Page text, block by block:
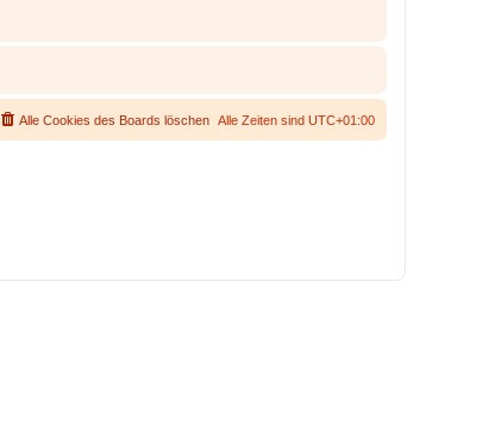
Alle Zeiten sind UTC+01:00
Alle Cookies des Boards löschen